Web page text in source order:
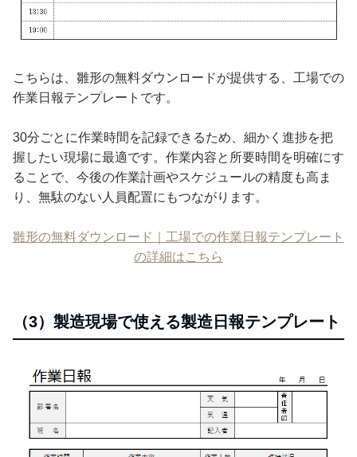
こちらは、雛形の無料ダウンロードが提供する、工場での
作業日報テンプレートです。
30分ごとに作業時間を記録できるため、細かく進捗を把
握したい現場に最適です。作業内容と所要時間を明確にす
ることで、今後の作業計画やスケジュールの精度も高ま
り、無駄のない人員配置にもつながります。
雛形の無料ダウンロード｜工場での作業日報テンプレート
の詳細はこちら
（3）製造現場で使える製造日報テンプレート